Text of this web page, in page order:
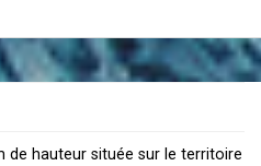
de hauteur située sur le territoire